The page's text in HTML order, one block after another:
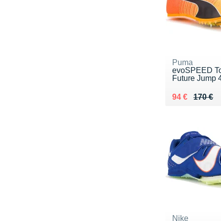
Puma
evoSPEED
Future Jump
170 €
Au lieu de
94 €
Vendu 94 €
Nike